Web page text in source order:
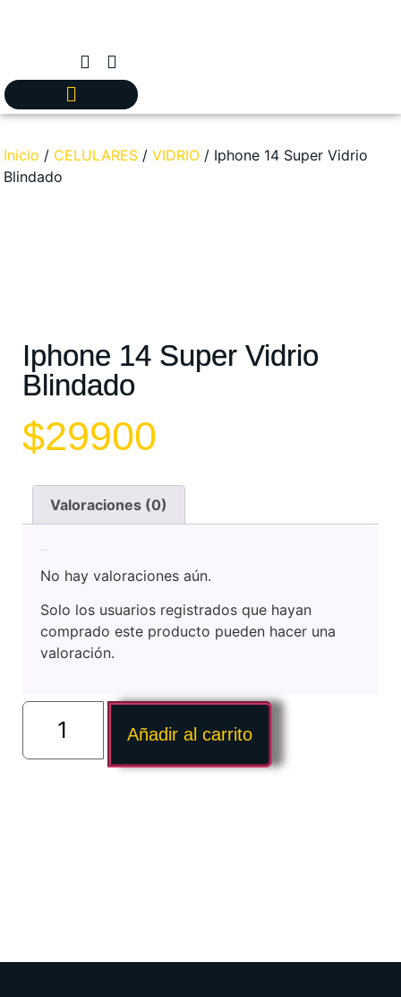
Inicio / CELULARES / VIDRIO / Iphone 14 Super Vidrio
Blindado
Iphone 14 Super Vidrio
Blindado
$29900
Valoraciones (0)
No hay valoraciones aún.
Solo los usuarios registrados que hayan
comprado este producto pueden hacer una
valoración.
Añadir al carrito